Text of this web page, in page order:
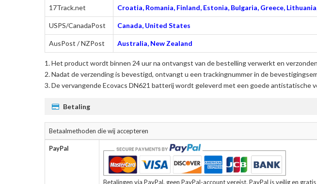
17Track.net Croatia, Romania, Finland, Estonia, Bulgaria, Greece,
USPS/CanadaPost Canada, United States
AusPost / NZPost Australia, New Zealand
Het product wordt binnen 24 uur na ontvangst van de bestelling verwerkt en
Nadat de verzending is bevestigd, ontvangt u een trackingnummer in de
Devervangende Ecovacs DN621 batterijwordt geleverd met een goede antistatische
Betaling
Betaalmethoden die wij accepteren
PayPal
Betalingen via PayPal, geen PayPal-account vereist. PayPal is veilig en